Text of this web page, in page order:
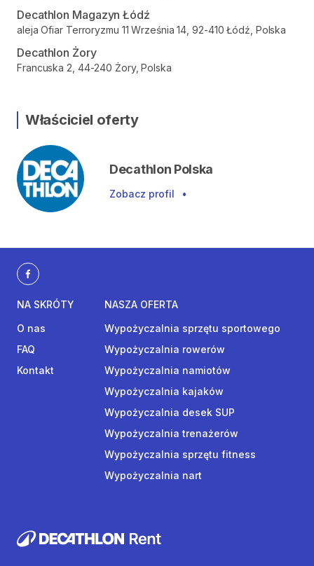
Decathlon Magazyn Łódź
aleja Ofiar Terroryzmu 11 Września 14, 92-410 Łódź, Polska
Decathlon Żory
Francuska 2, 44-240 Żory, Polska
Właściciel oferty
Decathlon Polska
Zobacz profil •
NA SKRÓTY
O nas
FAQ
Kontakt
NASZA OFERTA
Wypożyczalnia sprzętu sportowego
Wypożyczalnia rowerów
Wypożyczalnia namiotów
Wypożyczalnia kajaków
Wypożyczalnia desek SUP
Wypożyczalnia trenażerów
Wypożyczalnia sprzętu fitness
Wypożyczalnia nart